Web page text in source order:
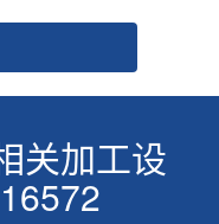
关加工设